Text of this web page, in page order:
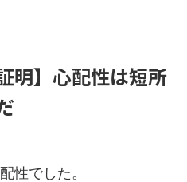
明】心配性は短所
性でした。